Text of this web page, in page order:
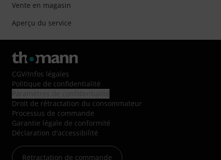
Vente en magasin
Aperçu du service
CGV/Infos légales
Politique de confidentialité
Droit de rétractation du consommateur
Processus de commande
Garantie légale de conformité
Déclaration d'accessibilité
Rétractation de commande